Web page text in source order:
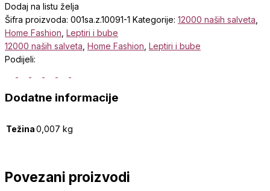
Dodaj na listu želja
Šifra proizvoda: 001sa.z.10091-1 Kategorije: 12000 naših salveta
Home Fashion Leptiri i bube
12000 naših salveta Home Fashion Leptiri i bube
Podijeli:
Dodatne informacije
Težina0,007 kg
Povezani proizvodi